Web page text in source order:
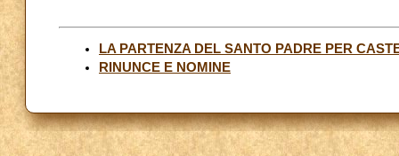
LA PARTENZA DEL SANTO PADRE PER
RINUNCE E NOMINE